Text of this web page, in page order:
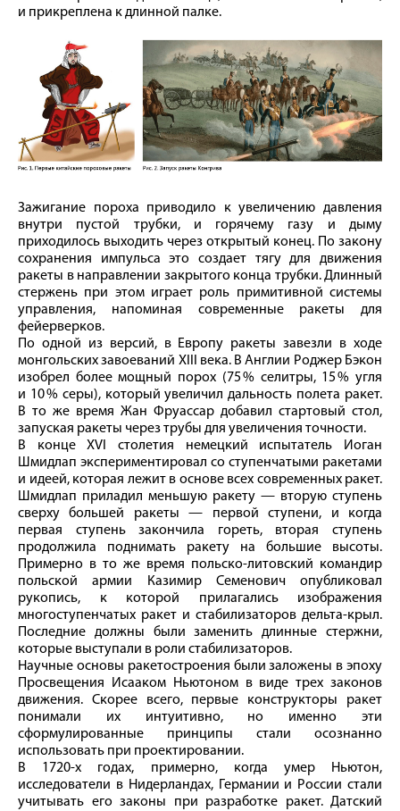
и прикреплена к длинной палке.
Зажигание пороха приводило к увеличению давления
внутри пустой трубки, и горячему газу и дыму
приходилось выходить через открытый конец. По закону
сохранения импульса это создает тягу для движения
ракеты в направлении закрытого конца трубки. Длинный
стержень при этом играет роль примитивной системы
управления, напоминая современные ракеты для
фейерверков.
По одной из версий, в Европу ракеты завезли в ходе
монгольских завоеваний XIII века. В Англии Роджер Бэкон
изобрел более мощный порох (75 % селитры, 15 % угля
и 10 % серы), который увеличил дальность полета ракет.
В то же время Жан Фруассар добавил стартовый стол,
запуская ракеты через трубы для увеличения точности.
В конце ХVI столетия немецкий испытатель Иоган
Шмидлап экспериментировал со ступенчатыми ракетами
и идеей, которая лежит в основе всех современных ракет.
Шмидлап приладил меньшую ракету — вторую ступень
сверху большей ракеты — первой ступени, и когда
первая ступень закончила гореть, вторая ступень
продолжила поднимать ракету на большие высоты.
Примерно в то же время польско-литовский командир
польской армии Казимир Семенович опубликовал
рукопись, к которой прилагались изображения
многоступенчатых ракет и стабилизаторов дельта-крыл.
Последние должны были заменить длинные стержни,
которые выступали в роли стабилизаторов.
Научные основы ракетостроения были заложены в эпоху
Просвещения Исааком Ньютоном в виде трех законов
движения. Скорее всего, первые конструкторы ракет
понимали их интуитивно, но именно эти
сформулированные принципы стали осознанно
использовать при проектировании.
В 1720‑х годах, примерно, когда умер Ньютон,
исследователи в Нидерландах, Германии и России стали
учитывать его законы при разработке ракет. Датский